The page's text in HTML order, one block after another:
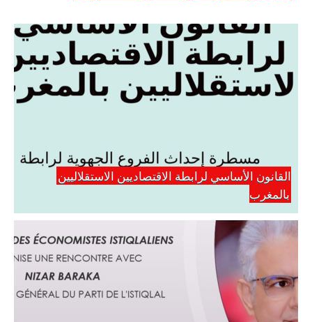
القانون الأساسي لرابطة الاقتصاديين الاستقلاليين
بالمغرب